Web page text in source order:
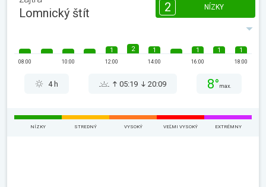
Lomnický štít 2 NÍZKY
08:00 10:00
1
12:00
2 1
14:00
1
16:00
1 1
18:00
4 h 05:19 20:09 8° max.
NÍZKY STREDNÝ VYSOKÝ VEĽMI VYSOKÝ EXTRÉMNY